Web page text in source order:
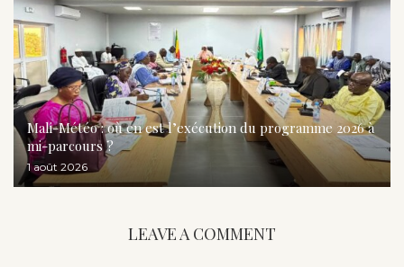
Mali-Météo : où en est l’exécution du programme 2026 à
mi-parcours ?
1 août 2026
LEAVE A COMMENT